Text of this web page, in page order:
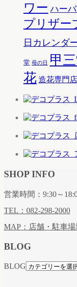
ワー ハー
プリザー
日カレンダ
堂 母の日 甲
花 造花専門店
SHOP INFO
営業時間：9:30～
TEL：082-298-2000
MAP：店舗・駐車場
BLOG
BLOG